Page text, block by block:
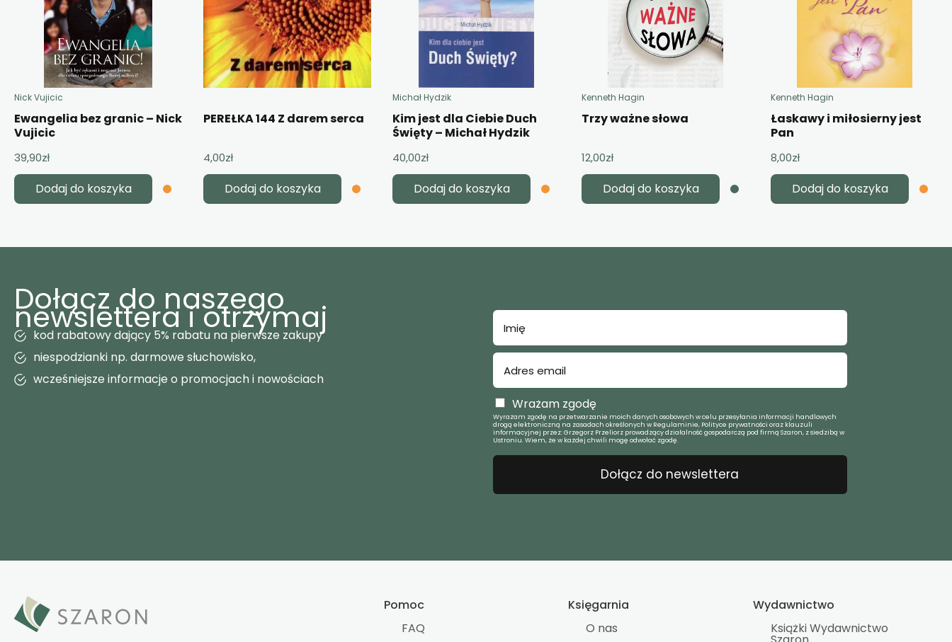
Nick Vujicic
Ewangelia bez granic – Nick
Vujicic
39,90zł
Dodaj do koszyka
PEREŁKA 144 Z darem serca
4,00zł
Dodaj do koszyka
Michał Hydzik
Kim jest dla Ciebie Duch
Święty – Michał Hydzik
40,00zł
Dodaj do koszyka
Kenneth Hagin
Trzy ważne słowa
12,00zł
Dodaj do koszyka
Kenneth Hagin
Łaskawy i miłosierny jest
Pan
8,00zł
Dodaj do koszyka
Dołącz do naszego
newslettera i otrzymaj
kod rabatowy dający 5% rabatu na pierwsze zakupy
niespodzianki np. darmowe słuchowisko,
wcześniejsze informacje o promocjach i nowościach
Wrażam zgodę
Wyrażam zgodę na przetwarzanie moich danych osobowych w celu przesyłania informacji handlowych
drogą elektroniczną na zasadach określonych w Regulaminie, Polityce prywatności oraz klauzuli
informacyjnej przez: Grzegorz Przeliorz prowadzący działalność gospodarczą pod firmą Szaron, z siedzibą w
Ustroniu. Wiem, że w każdej chwili mogę odwołać zgodę.
Dołącz do newslettera
Pomoc
FAQ
Księgarnia
O nas
Wydawnictwo
Książki Wydawnictwo